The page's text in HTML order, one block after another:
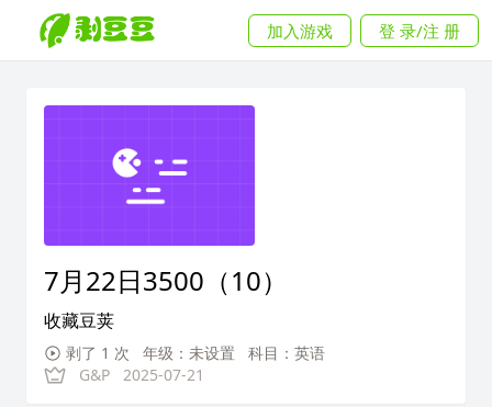
加入游戏 登 录/注 册
7月22日3500（10）
收藏豆荚
剥了 1 次 年级：未设置
科目：英语
G&P
2025-07-21